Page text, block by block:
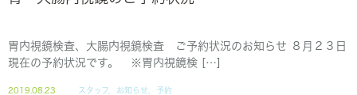
胃内視鏡検査、大腸内視鏡検査 ご予約状況のお知らせ ８月２３日
現在の予約状況です。 ※胃内視鏡検 […]
2019.08.23 スタッフ，お知らせ，予約